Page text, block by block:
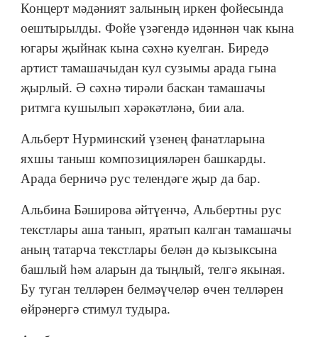
Концерт мәдәният залының иркен фойесында
оештырылды. Фойе үзәгендә идәннән чак кына
югары җыйнак кына сәхнә куелган. Биредә
артист тамашачыдан кул сузымы арада гына
җырлый. Ә сәхнә тирәли баскан тамашачы
ритмга кушылып хәрәкәтләнә, бии ала.
Альберт Нурминский үзенең фанатларына
яхшы таныш композицияләрен башкарды.
Арада берничә рус телендәге җыр да бар.
Альбина Бәширова әйтүенчә, Альбертны рус
текстлары аша танып, яратып калган тамашачы
аның татарча текстлары белән дә кызыксына
башлый һәм аларын да тыңлый, телгә якыная.
Бу туган телләрен белмәүчеләр өчен телләрен
өйрәнергә стимул тудыра.